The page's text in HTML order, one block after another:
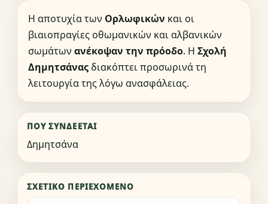
Η αποτυχία των Ορλωφικών και οι
βιαιοπραγίες οθωμανικών και αλβανικών
σωμάτων ανέκοψαν την πρόοδο. Η Σχολή
Δημητσάναςδιακόπτει προσωρινά τη
λειτουργία της λόγω ανασφάλειας.
ΠΟΎ ΣΥΝΔΈΕΤΑΙ
Δημητσάνα
ΣΧΕΤΙΚΌ ΠΕΡΙΕΧΌΜΕΝΟ